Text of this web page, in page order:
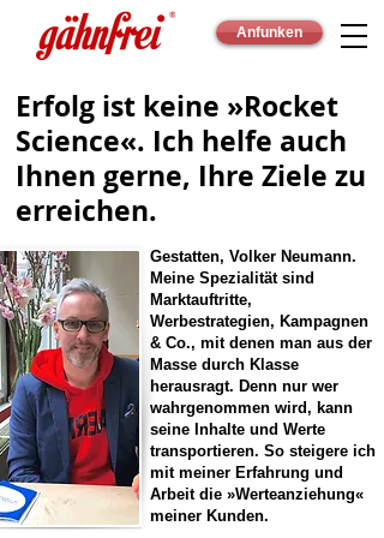
Anfunken
Erfolg ist keine »Rocket
Science«. Ich helfe auch
Ihnen gerne, Ihre Ziele zu
erreichen.
Gestatten, Volker Neumann.
Meine Spezialität sind
Marktauftritte,
Werbestrategien, Kampagnen
& Co., mit denen man aus der
Masse durch Klasse
herausragt. Denn nur wer
wahrgenommen wird, kann
seine Inhalte und Werte
transportieren. So steigere ich
mit meiner Erfahrung und
Arbeit die »Werteanziehung«
meiner Kunden.